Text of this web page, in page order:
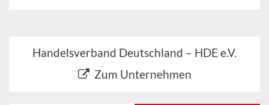
Handelsverband Deutschland – HDE e.V.
Zum Unternehmen